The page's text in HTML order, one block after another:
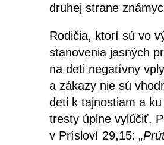
druhej strane
Rodičia, ktorí sú vo
stanovenia jasných
na deti negatívny
a zákazy nie sú
deti k tajnostiam a
tresty úplne vylúčiť.
v Prísloví 29,15: